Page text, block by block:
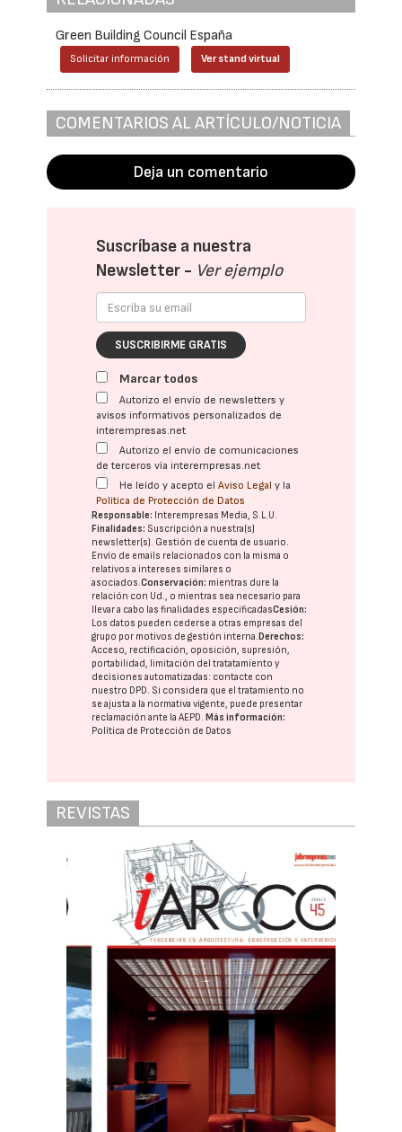
Green Building Council España
Solicitar información Ver stand virtual
COMENTARIOS AL ARTÍCULO/NOTICIA
Deja un comentario
Suscríbase a nuestra
Newsletter - Ver ejemplo
SUSCRIBIRME GRATIS
Marcar todos
Autorizo el envío de newsletters y
avisos informativos personalizados de
interempresas.net
Autorizo el envío de comunicaciones
de terceros vía interempresas.net
He leído y acepto elAviso Legal y la
Política de Protección de Datos
Responsable: Interempresas Media, S.L.U.
Finalidades: Suscripción a nuestra(s)
newsletter(s). Gestión de cuenta de usuario.
Envío de emails relacionados con la misma o
relativos a intereses similares o
asociados.Conservación: mientras dure la
relación con Ud., o mientras sea necesario para
llevar a cabo las finalidades especificadasCesión:
Los datos pueden cederse a otras empresas del
grupo por motivos de gestión interna. Derechos:
Acceso, rectificación, oposición, supresión,
portabilidad, limitación del tratatamiento y
decisiones automatizadas: contacte con
nuestro DPD. Si considera que el tratamiento no
se ajusta a la normativa vigente, puede presentar
reclamación ante laAEPD. Más información:
Política de Protección de Datos
REVISTAS